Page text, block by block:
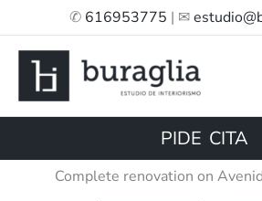
to
content
✆ 616953775 | ✉
PIDE CITA
Complete renovation on